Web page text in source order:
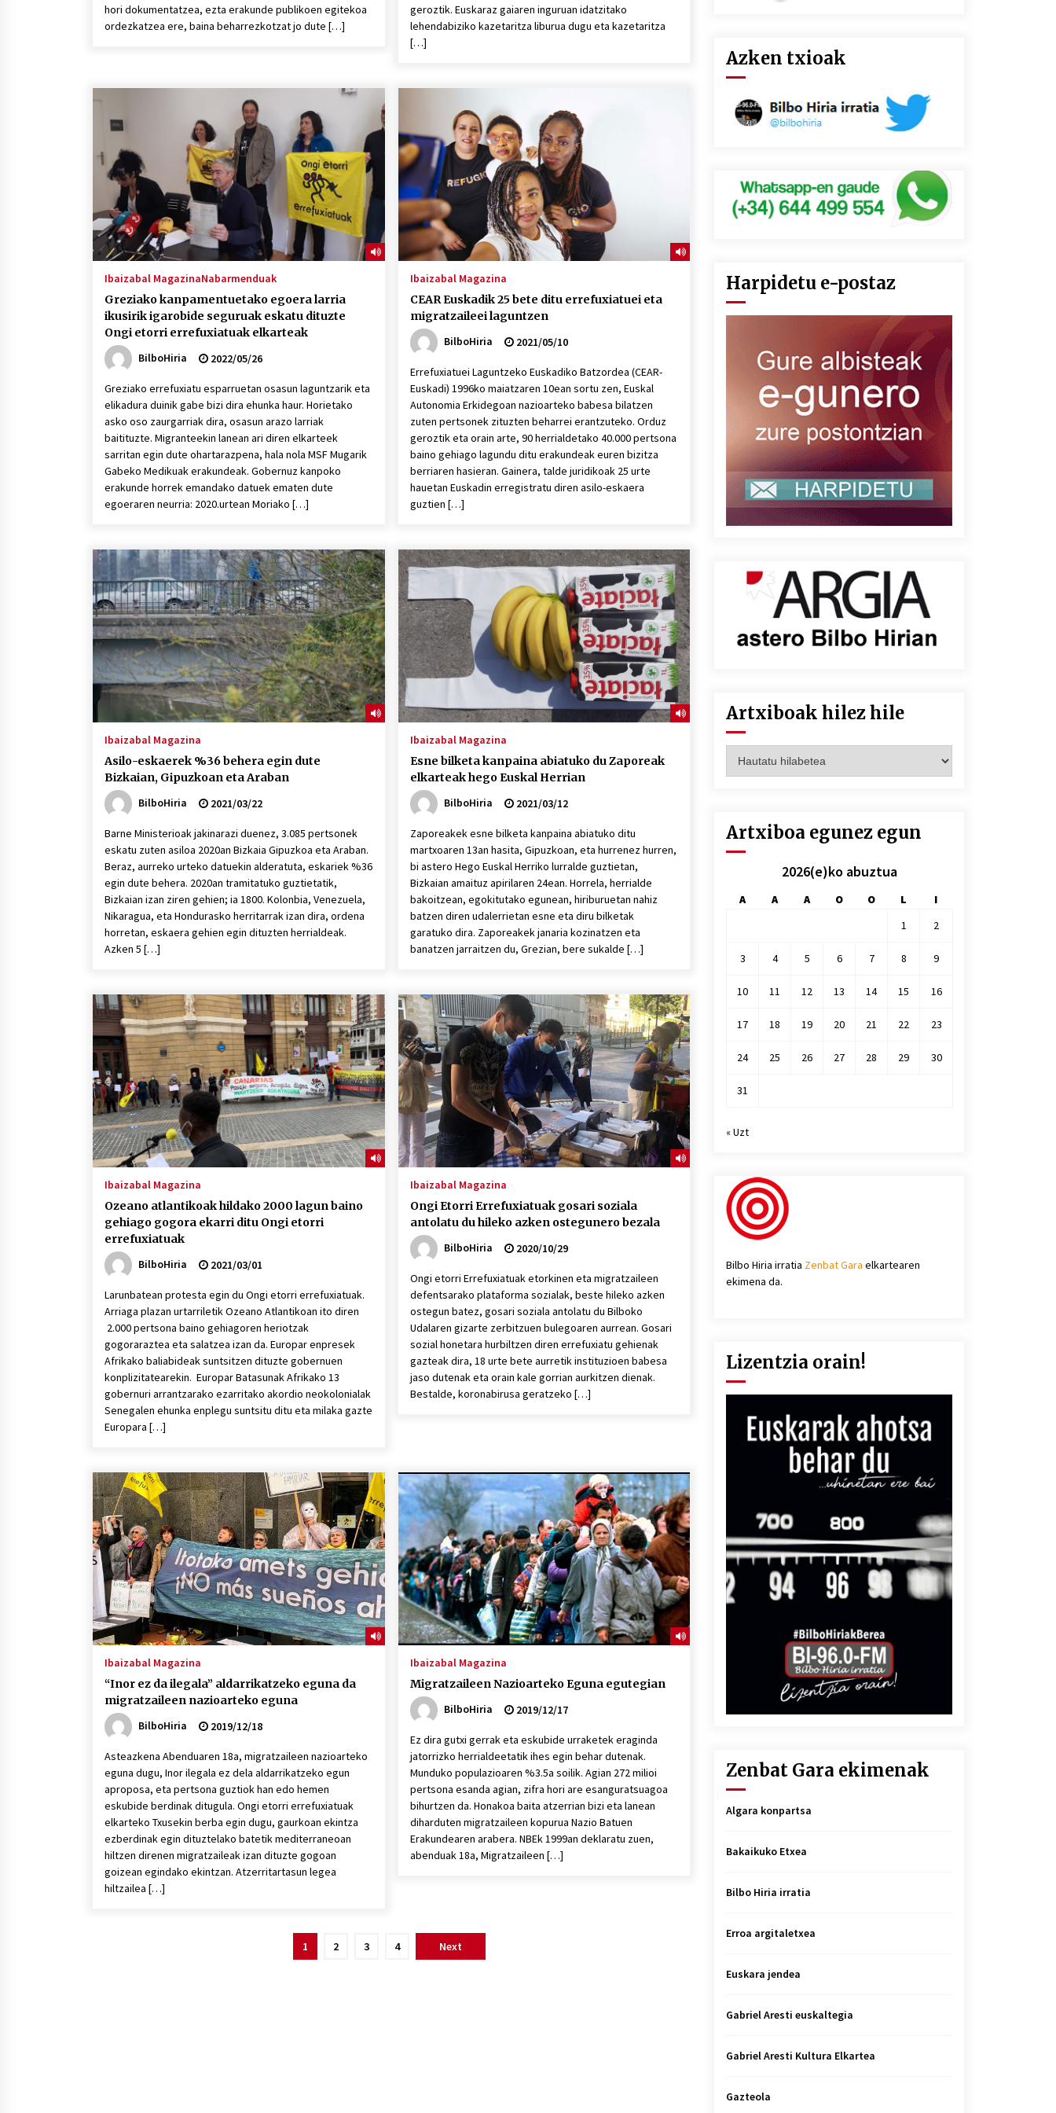
hori dokumentatzea, ezta erakunde publikoen egitekoa
ordezkatzea ere, baina beharrezkotzat jo dute […]
geroztik. Euskaraz gaiaren inguruan idatzitako
lehendabiziko kazetaritza liburua dugu eta kazetaritza
[…]
Ibaizabal MagazinaNabarmenduak
Greziako kanpamentuetako egoera larria
ikusirik igarobide seguruak eskatu dituzte
Ongi etorri errefuxiatuak elkarteak
BilboHiria
2022/05/26
Greziako errefuxiatu esparruetan osasun laguntzarik eta
elikadura duinik gabe bizi dira ehunka haur. Horietako
asko oso zaurgarriak dira, osasun arazo larriak
baitituzte. Migranteekin lanean ari diren elkarteek
sarritan egin dute ohartarazpena, hala nola MSF Mugarik
Gabeko Medikuak erakundeak. Gobernuz kanpoko
erakunde horrek emandako datuek ematen dute
egoeraren neurria: 2020.urtean Moriako […]
Ibaizabal Magazina
CEAR Euskadik 25 bete ditu errefuxiatuei eta
migratzaileei laguntzen
BilboHiria
2021/05/10
Errefuxiatuei Laguntzeko Euskadiko Batzordea (CEAR-
Euskadi) 1996ko maiatzaren 10ean sortu zen, Euskal
Autonomia Erkidegoan nazioarteko babesa bilatzen
zuten pertsonek zituzten beharrei erantzuteko. Orduz
geroztik eta orain arte, 90 herrialdetako 40.000 pertsona
baino gehiago lagundu ditu erakundeak euren bizitza
berriaren hasieran. Gainera, talde juridikoak 25 urte
hauetan Euskadin erregistratu diren asilo-eskaera
guztien […]
Ibaizabal Magazina
Asilo-eskaerek %36 behera egin dute
Bizkaian, Gipuzkoan eta Araban
BilboHiria
2021/03/22
Barne Ministerioak jakinarazi duenez, 3.085 pertsonek
eskatu zuten asiloa 2020an Bizkaia Gipuzkoa eta Araban.
Beraz, aurreko urteko datuekin alderatuta, eskariek %36
egin dute behera. 2020an tramitatuko guztietatik,
Bizkaian izan ziren gehien; ia 1800. Kolonbia, Venezuela,
Nikaragua, eta Hondurasko herritarrak izan dira, ordena
horretan, eskaera gehien egin dituzten herrialdeak.
Azken 5 […]
Ibaizabal Magazina
Esne bilketa kanpaina abiatuko du Zaporeak
elkarteak hego Euskal Herrian
BilboHiria
2021/03/12
Zaporeakek esne bilketa kanpaina abiatuko ditu
martxoaren 13an hasita, Gipuzkoan, eta hurrenez hurren,
bi astero Hego Euskal Herriko lurralde guztietan,
Bizkaian amaituz apirilaren 24ean. Horrela, herrialde
bakoitzean, egokitutako egunean, hiriburuetan nahiz
batzen diren udalerrietan esne eta diru bilketak
garatuko dira. Zaporeakek janaria kozinatzen eta
banatzen jarraitzen du, Grezian, bere sukalde […]
Ibaizabal Magazina
Ozeano atlantikoak hildako 2000 lagun baino
gehiago gogora ekarri ditu Ongi etorri
errefuxiatuak
BilboHiria
2021/03/01
Larunbatean protesta egin du Ongi etorri errefuxiatuak.
Arriaga plazan urtarriletik Ozeano Atlantikoan ito diren
2.000 pertsona baino gehiagoren heriotzak
gogoraraztea eta salatzea izan da. Europar enpresek
Afrikako baliabideak suntsitzen dituzte gobernuen
konplizitatearekin. Europar Batasunak Afrikako 13
gobernuri arrantzarako ezarritako akordio neokolonialak
Senegalen ehunka enplegu suntsitu ditu eta milaka gazte
Europara […]
Ibaizabal Magazina
Ongi Etorri Errefuxiatuak gosari soziala
antolatu du hileko azken ostegunero bezala
BilboHiria
2020/10/29
Ongi etorri Errefuxiatuak etorkinen eta migratzaileen
defentsarako plataforma sozialak, beste hileko azken
ostegun batez, gosari soziala antolatu du Bilboko
Udalaren gizarte zerbitzuen bulegoaren aurrean. Gosari
sozial honetara hurbiltzen diren errefuxiatu gehienak
gazteak dira, 18 urte bete aurretik instituzioen babesa
jaso dutenak eta orain kale gorrian aurkitzen dienak.
Bestalde, koronabirusa geratzeko […]
Ibaizabal Magazina
“Inor ez da ilegala” aldarrikatzeko eguna da
migratzaileen nazioarteko eguna
BilboHiria
2019/12/18
Asteazkena Abenduaren 18a, migratzaileen nazioarteko
eguna dugu, Inor ilegala ez dela aldarrikatzeko egun
aproposa, eta pertsona guztiok han edo hemen
eskubide berdinak ditugula. Ongi etorri errefuxiatuak
elkarteko Txusekin berba egin dugu, gaurkoan ekintza
ezberdinak egin dituztelako batetik mediterraneoan
hiltzen direnen migratzaileak izan dituzte gogoan
goizean egindako ekintzan. Atzerritartasun legea
hiltzailea […]
Ibaizabal Magazina
Migratzaileen Nazioarteko Eguna egutegian
BilboHiria
2019/12/17
Ez dira gutxi gerrak eta eskubide urraketek eraginda
jatorrizko herrialdeetatik ihes egin behar dutenak.
Munduko populazioaren %3.5a soilik. Agian 272 milioi
pertsona esanda agian, zifra hori are esanguratsuagoa
bihurtzen da. Honakoa baita atzerrian bizi eta lanean
diharduten migratzaileen kopurua Nazio Batuen
Erakundearen arabera. NBEk 1999an deklaratu zuen,
abenduak 18a, Migratzaileen […]
1 2 3 4 Next
Azken txioak
Harpidetu e-postaz
Artxiboak hilez hile
hilez
Artxiboa egunez egun
2026(e)ko abuztua
A A A O O L
I
1
2
3 4 5 6 7 8 9
10 11 12 13 14 15 16
17 18 19 20 21 22 23
24 25 26 27 28 29 30
31
« Uzt
Bilbo Hiria irratia Zenbat Gara elkartearen
ekimena da.
Lizentzia orain!
Zenbat Gara ekimenak
Algara konpartsa
Bakaikuko Etxea
Bilbo Hiria irratia
Erroa argitaletxea
Euskara jendea
Gabriel Aresti euskaltegia
Gabriel Aresti Kultura Elkartea
Gazteola